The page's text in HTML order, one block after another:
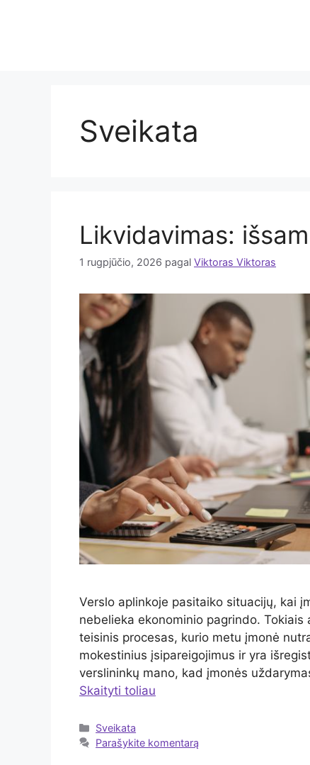
Sveikata
Likvidavimas:
1 rugpjūčio, 2026 pagal Viktoras Viktoras
Verslo aplinkoje pasitaiko situacijų, kai
nebelieka ekonominio pagrindo.
teisinis procesas, kurio metu įmonė
mokestinius įsipareigojimus ir yra
verslininkų mano, kad įmonės
Skaityti toliau
Kategorijos
Sveikata
Parašykite komentarą